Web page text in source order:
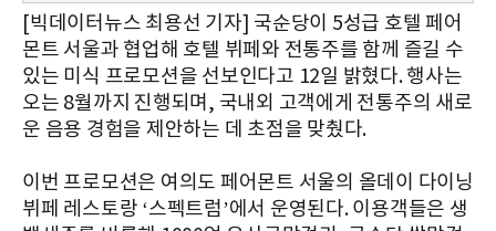
[빅데이터뉴스 최용선 기자] 국순당이 5성급 호텔 페어
몬트 서울과 협업해 호텔 뷔페와 전통주를 함께 즐길 수
있는 미식 프로모션을 선보인다고 12일 밝혔다. 행사는
오는 8월까지 진행되며, 국내외 고객에게 전통주의 새로
운 음용 경험을 제안하는 데 초점을 맞췄다.
이번 프로모션은 여의도 페어몬트 서울의 올데이 다이닝
뷔페 레스토랑 ‘스펙트럼’에서 운영된다. 이용객들은 생